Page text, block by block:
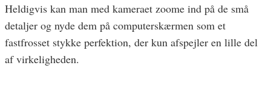
Heldigvis kan man med kameraet zoome ind på de små
detaljer og nyde dem på computerskærmen som et
fastfrosset stykke perfektion, der kun afspejler en lille del
af virkeligheden.